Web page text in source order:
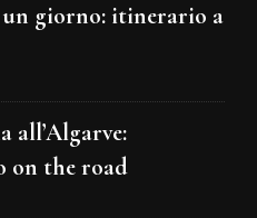
giorno: itinerario a
all’Algarve:
on the road